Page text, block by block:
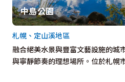
中島公園
融合絕美水景與豐富文藝設施的城
與寧靜節奏的理想場所。位於札幌
札幌、定山溪地區